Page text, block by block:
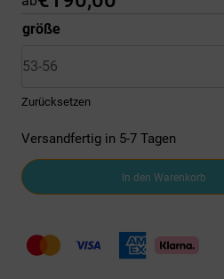
größe
Zurücksetzen
Versandfertig in 5-7 Tagen
OSMO
White
Skihelm
In den Warenkorb